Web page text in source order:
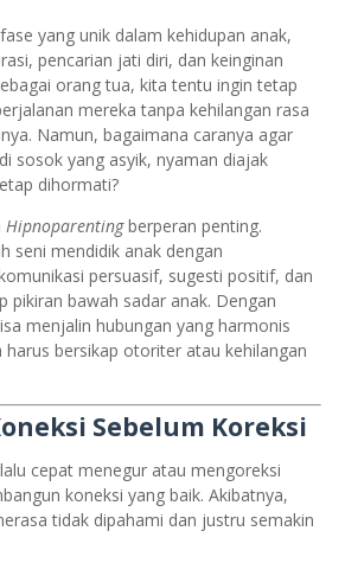
yang unik dalam kehidupan anak,
pencarian jati diri, dan keinginan
orang tua, kita tentu ingin tetap
mereka tanpa kehilangan rasa
Namun, bagaimana caranya agar
sosok yang asyik, nyaman diajak
dihormati?
Hipnoparentingberperan penting.
seni mendidik anak dengan
persuasif, sugesti positif, dan
pikiran bawah sadar anak. Dengan
menjalin hubungan yang harmonis
bersikap otoriter atau kehilangan
Sebelum Koreksi
cepat menegur atau mengoreksi
koneksi yang baik. Akibatnya,
tidak dipahami dan justru semakin